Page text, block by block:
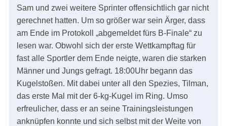
Sam und zwei weitere Sprinter offensichtlich gar nicht
gerechnet hatten. Um so größer war sein Ärger, dass
am Ende im Protokoll „abgemeldet fürs B-Finale“ zu
lesen war. Obwohl sich der erste Wettkampftag für
fast alle Sportler dem Ende neigte, waren die starken
Männer und Jungs gefragt. 18:00Uhr begann das
Kugelstoßen. Mit dabei unter all den Spezies, Tilman,
das erste Mal mit der 6-kg-Kugel im Ring. Umso
erfreulicher, dass er an seine Trainingsleistungen
anknüpfen konnte und sich selbst mit der Weite von